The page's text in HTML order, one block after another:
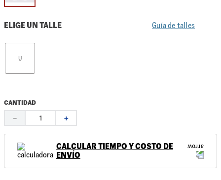
ELIGE UN TALLE Guía de talles
U
CANTIDAD
＋
－
CALCULAR TIEMPO Y COSTO DE
ENVÍO